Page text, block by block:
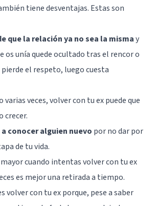
tiene desventajas. Estas son
que la relación ya no sea la mismay
os unía quede ocultado tras el rencor o
pierde el respeto, luego cuesta
veces, volver con tu ex puede que
crecer.
conocer alguien nuevo por no dar por
de tu vida.
cuando intentas volver con tu ex
es mejor una retirada a tiempo.
volver con tu ex porque, pese a saber